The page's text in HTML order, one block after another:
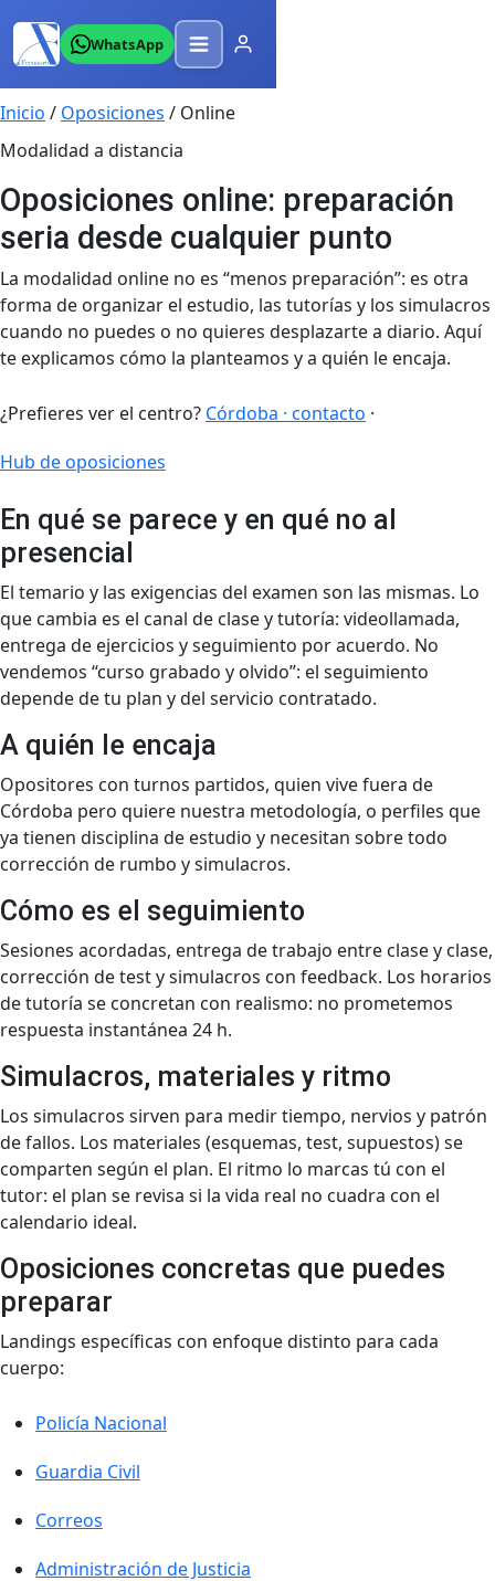
WhatsApp
Inicio / Oposiciones / Online
Modalidad a distancia
Oposiciones online: preparación
seria desde cualquier punto
La modalidad online no es “menos preparación”: es otra
forma de organizar el estudio, las tutorías y los simulacros
cuando no puedes o no quieres desplazarte a diario. Aquí
te explicamos cómo la planteamos y a quién le encaja.
¿Prefieres ver el centro? Córdoba · contacto ·
Hub de oposiciones
En qué se parece y en qué no al
presencial
El temario y las exigencias del examen son las mismas. Lo
que cambia es el canal de clase y tutoría: videollamada,
entrega de ejercicios y seguimiento por acuerdo. No
vendemos “curso grabado y olvido”: el seguimiento
depende de tu plan y del servicio contratado.
A quién le encaja
Opositores con turnos partidos, quien vive fuera de
Córdoba pero quiere nuestra metodología, o perfiles que
ya tienen disciplina de estudio y necesitan sobre todo
corrección de rumbo y simulacros.
Cómo es el seguimiento
Sesiones acordadas, entrega de trabajo entre clase y clase,
corrección de test y simulacros con feedback. Los horarios
de tutoría se concretan con realismo: no prometemos
respuesta instantánea 24 h.
Simulacros, materiales y ritmo
Los simulacros sirven para medir tiempo, nervios y patrón
de fallos. Los materiales (esquemas, test, supuestos) se
comparten según el plan. El ritmo lo marcas tú con el
tutor: el plan se revisa si la vida real no cuadra con el
calendario ideal.
Oposiciones concretas que puedes
preparar
Landings específicas con enfoque distinto para cada
cuerpo:
Policía Nacional
Guardia Civil
Correos
Administración de Justicia